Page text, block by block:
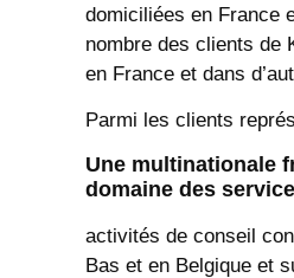
domiciliées en France
nombre des clients de
en France et dans
Parmi les clients
Une multinationale
domaine des
activités de conseil
Bas et en Belgique et